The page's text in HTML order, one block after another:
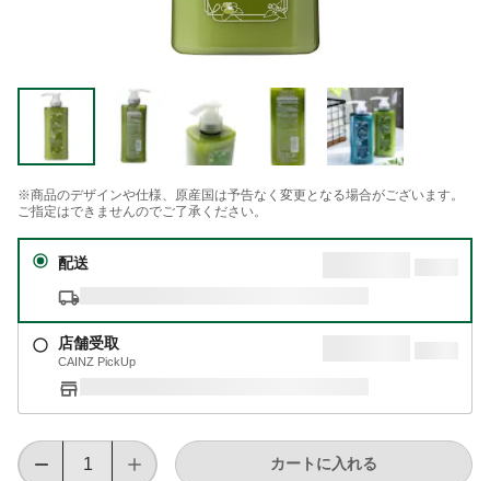
※商品のデザインや仕様、原産国は予告なく変更となる場合がございます。
ご指定はできませんのでご了承ください。
配送
店舗受取
CAINZ PickUp
カートに入れる